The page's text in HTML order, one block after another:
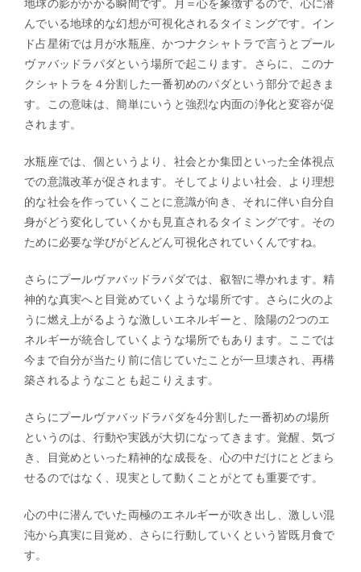
地球の影がかかる瞬間です。月＝心を象徴するので、心に潜
んでいる地球的な幻想が可視化されるタイミングです。イン
ド占星術では月が水瓶座、かつナクシャトラで言うとプール
ヴァバッドラパダという場所で起こります。さらに、このナ
クシャトラを４分割した一番初めのパダという部分で起きま
す。この意味は、簡単にいうと強烈な内面の浄化と変容が促
されます。
水瓶座では、個というより、社会とか集団といった全体視点
での意識改革が促されます。そしてよりよい社会、より理想
的な社会を作っていくことに意識が向き、それに伴い自分自
身がどう変化していくかも見直されるタイミングです。その
ために必要な学びがどんどん可視化されていくんですね。
さらにプールヴァバッドラパダでは、叡智に導かれます。精
神的な真実へと目覚めていくような場所です。さらに火のよ
うに燃え上がるような激しいエネルギーと、陰陽の2つのエ
ネルギーが統合していくような場所でもあります。ここでは
今まで自分が当たり前に信じていたことが一旦壊され、再構
築されるようなことも起こりえます。
さらにプールヴァバッドラパダを4分割した一番初めの場所
というのは、行動や実践が大切になってきます。覚醒、気づ
き、目覚めといった精神的な成長を、心の中だけにとどまら
せるのではなく、現実として動くことがとても重要です。
心の中に潜んでいた両極のエネルギーが吹き出し、激しい混
沌から真実に目覚め、さらに行動していくという皆既月食で
す。